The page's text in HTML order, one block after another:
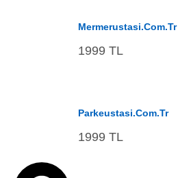
Mermerustasi.com.tr
1999 TL
Parkeustasi.com.tr
1999 TL